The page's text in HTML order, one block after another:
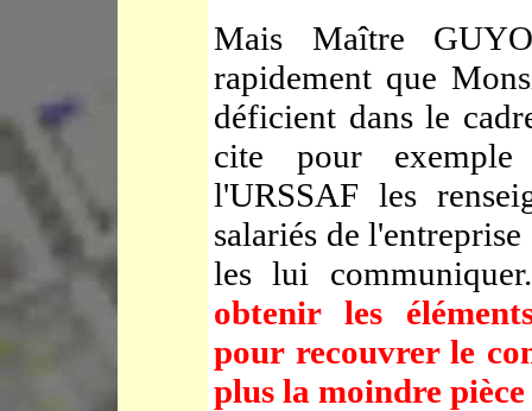
Mais Maître
rapidement que
déficient dans le
cite pour
l'URSSAF les
salariés de
les lui
obtenir les
pour recouvrer le
plus la moindre